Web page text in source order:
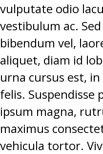
vulputate odio
vestibulum ac.
bibendum vel,
aliquet, diam id
urna cursus est,
felis. Suspendisse
ipsum magna,
maximus
vehicula tortor.